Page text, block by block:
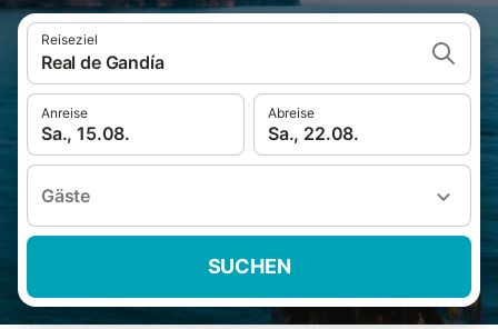
Reiseziel
Real de Gandía
Anreise
Sa., 15.08.
Abreise
Sa., 22.08.
Gäste
SUCHEN